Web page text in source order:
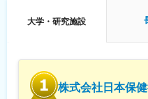
・患者様の報告書作成
・医師との打ち合わせ
■基礎研修が充実：
入社後1か月は研修期間と
大学・研究施設
株式会社日本保